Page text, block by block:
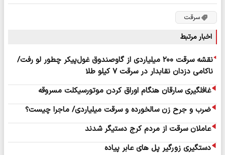
سرقت
اخبار مرتبط
نقشه سرقت ۲۰۰ میلیاردی از گاوصندوق غول‌پیکر چطور لو رفت/
ناکامی دزدان نقابدار در سرقت ۷ کیلو طلا
غافلگیری سارقان هنگام اوراق کردن موتورسیکلت مسروقه
ضرب‌ و جرح زن سالخورده و سرقت میلیاردی/ ماجرا چیست؟
عاملان سرقت از مردم کرج دستیگر شدند
دستگیری زورگیر پل های عابر پیاده